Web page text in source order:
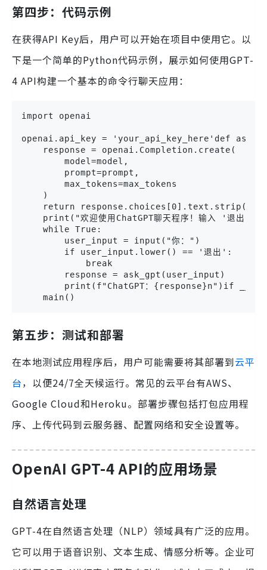
第四步：代码示例
在获得API Key后，用户可以开始在项目中使用它。以
下是一个简单的Python代码示例，展示如何使用GPT-
4 API构建一个基本的命令行聊天应用：
import openai
openai.api_key = 'your_api_key_here'def
    response = openai.Completion.create(
        model=model,
        prompt=prompt,
        max_tokens=max_tokens
    )
return
print("欢迎使用ChatGPT聊天程序！输入 '退出' 来
    while True:
        user_input = input("你：")
        if user_input.lower() == '退出':
            break
        response = ask_gpt(user_input)
print(f"ChatGPT：{response}n")if
    main()
第五步：测试和部署
在本地测试应用程序后，用户可能需要将其部署到云平
台，以便24/7全天候运行。常见的云平台有AWS、
Google Cloud和Heroku。部署步骤包括打包应用程
序、上传代码到云服务器、配置网络和安全设置等。
OpenAI GPT-4 API的应用场景
自然语言处理
GPT-4在自然语言处理（NLP）领域具有广泛的应用。
它可以用于语音识别、文本生成、情感分析等。企业可